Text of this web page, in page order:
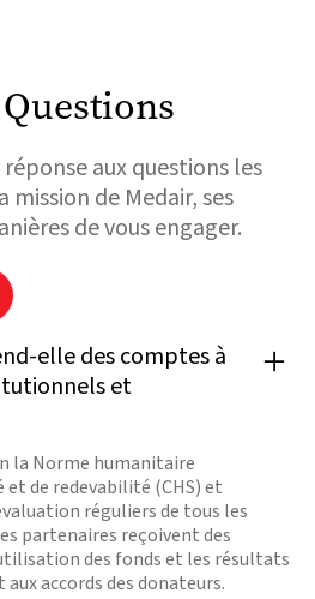
aux questions les
mission de Medair, ses
de vous engager.
elle des comptes à
et
la Norme humanitaire
de redevabilité (CHS) et
réguliers de tous les
partenaires reçoivent des
des fonds et les résultats
accords des donateurs.